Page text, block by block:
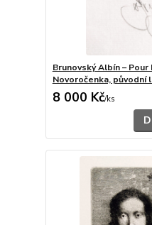
Brunovský Albín –
Novoročenka, původní
8 000 Kč/ks